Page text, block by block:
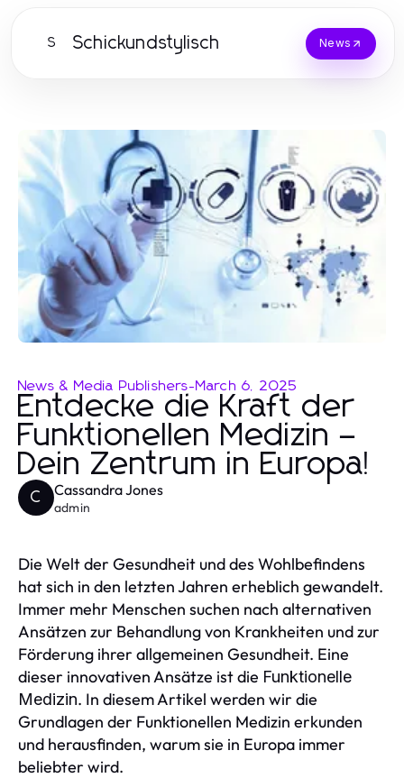
S Schickundstylisch News
News & Media Publishers-March 6, 2025
Entdecke die Kraft der
Funktionellen Medizin –
Dein Zentrum in Europa!
C Cassandra Jones
admin
Die Welt der Gesundheit und des Wohlbefindens
hat sich in den letzten Jahren erheblich gewandelt.
Immer mehr Menschen suchen nach alternativen
Ansätzen zur Behandlung von Krankheiten und zur
Förderung ihrer allgemeinen Gesundheit. Eine
dieser innovativen Ansätze ist die Funktionelle
Medizin. In diesem Artikel werden wir die
Grundlagen der Funktionellen Medizin erkunden
und herausfinden, warum sie in Europa immer
beliebter wird.